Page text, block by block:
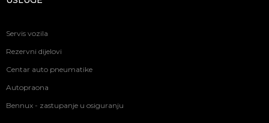
Servis vozila
Rezervni dijelovi
Centar auto pneumatike
Autopraona
Bennux - zastupanje u osiguranju